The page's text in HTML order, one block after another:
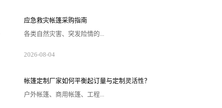
应急救灾帐篷采购指南
各类自然灾害、突发险情的...
2026-08-04
帐篷定制厂家如何平衡起订量与定制灵活性？
户外帐篷、商用帐篷、工程...